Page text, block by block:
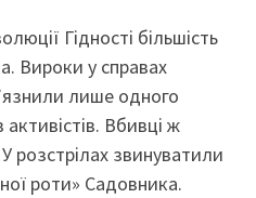
Гідності більшість
Вироки у справах
лише одного
Вбивці ж
розстрілах звинуватили
роти» Садовника.